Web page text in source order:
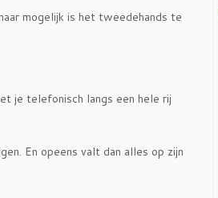
mogelijk is het tweedehands te
je telefonisch langs een hele rij
En opeens valt dan alles op zijn